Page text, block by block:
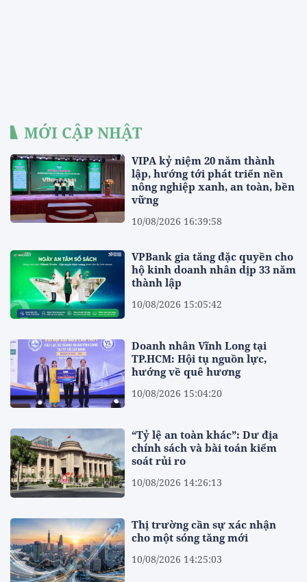
MỚI CẬP NHẬT
VIPA kỷ niệm 20 năm thành
lập, hướng tới phát triển nền
nông nghiệp xanh, an toàn, bền
vững
10/08/2026 16:39:58
VPBank gia tăng đặc quyền cho
hộ kinh doanh nhân dịp 33 năm
thành lập
10/08/2026 15:05:42
Doanh nhân Vĩnh Long tại
TP.HCM: Hội tụ nguồn lực,
hướng về quê hương
10/08/2026 15:04:20
“Tỷ lệ an toàn khác”: Dư địa
chính sách và bài toán kiểm
soát rủi ro
10/08/2026 14:26:13
Thị trường cần sự xác nhận
cho một sóng tăng mới
10/08/2026 14:25:03